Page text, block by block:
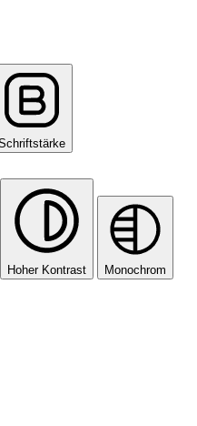
Hoher Kontrast Monochrom